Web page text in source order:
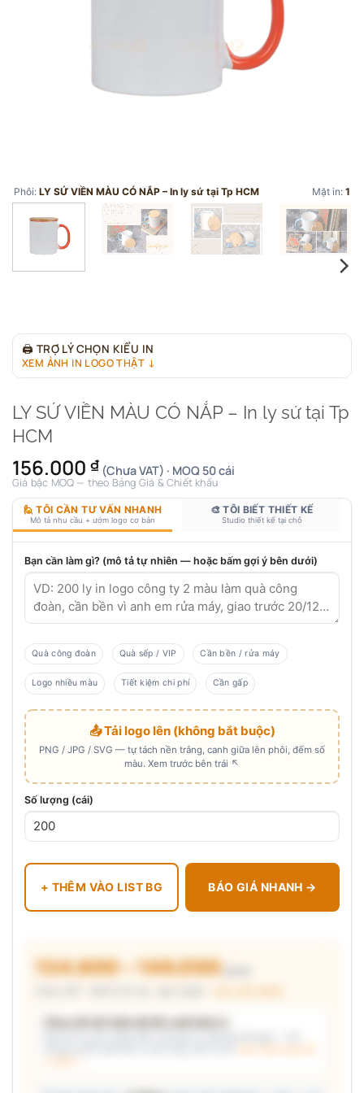
Phôi: LY SỨ VIỀN MÀU CÓ NẮP – In ly sứ tại Tp HCM Mặt in: 1
🖨 TRỢ LÝ CHỌN KIỂU IN
XEM ẢNH IN LOGO THẬT ↓
LY SỨ VIỀN MÀU CÓ NẮP – In ly sứ tại Tp
HCM
156.000 ₫ (Chưa VAT) · MOQ 50 cái
Giá bậc MOQ — theo Bảng Giá & Chiết khấu
🙋 TÔI CẦN TƯ VẤN NHANH
Mô tả nhu cầu + ướm logo cơ bản
🎨 TÔI BIẾT THIẾT KẾ
Studio thiết kế tại chỗ
Bạn cần làm gì? (mô tả tự nhiên — hoặc bấm gợi ý bên dưới)
Quà công đoàn Quà sếp / VIP Cần bền / rửa máy
Logo nhiều màu Tiết kiệm chi phí Cần gấp
📤 Tải logo lên (không bắt buộc)
PNG / JPG / SVG — tự tách nền trắng, canh giữa lên phôi, đếm số
màu. Xem trước bên trái ↖
Số lượng (cái)
+ THÊM VÀO LIST BG BÁO GIÁ NHANH →
134.800 – 146.000